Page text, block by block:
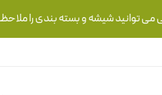
توانید شیشه و بسته بندی را